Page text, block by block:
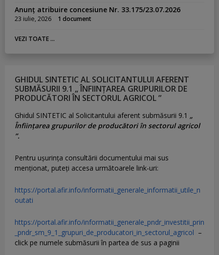
Anunț atribuire concesiune Nr. 33.175/23.07.2026
23 iulie, 2026 1 document
VEZI TOATE ...
GHIDUL SINTETIC AL SOLICITANTULUI AFERENT
SUBMĂSURII 9.1 „ ÎNFIINȚAREA GRUPURILOR DE
PRODUCĂTORI ÎN SECTORUL AGRICOL ”
Ghidul SINTETIC al Solicitantului aferent submăsurii 9.1 „
Înființarea grupurilor de producători în sectorul agricol
”.
Pentru uşurinţa consultării documentului mai sus
menţionat, puteţi accesa următoarele link-uri:
https://portal.afir.info/informatii_generale_informatii_utile_n
outati
https://portal.afir.info/informatii_generale_pndr_investitii_prin
_pndr_sm_9_1_grupuri_de_producatori_in_sectorul_agricol –
click pe numele submăsurii în partea de sus a paginii